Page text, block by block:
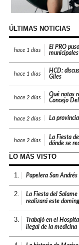
ÚLTIMAS NOTICIAS
hace 1 días
El PRO
municipales
hace 1 días
HCD:
Giles
hace 2 días
Qué notas
Concejo
hace 2 días La
hace 2 días
La Fiesta
dónde se
LO MÁS VISTO
1. Papelera San
2.
La Fiesta del
realizará este
3.
Trabajó en el
ilegal de la medicina